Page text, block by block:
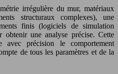
irrégulière du mur, matériaux
structuraux complexes), une
finis (logiciels de simulation
obtenir une analyse précise. Cette
avec précision le comportement
de tous les paramètres et de la